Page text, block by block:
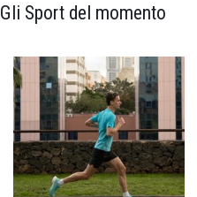
Gli Sport del momento